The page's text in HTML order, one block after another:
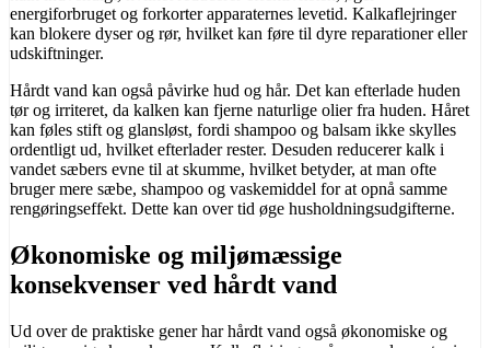
energiforbruget og forkorter apparaternes levetid. Kalkaflejringer
kan blokere dyser og rør, hvilket kan føre til dyre reparationer eller
udskiftninger.
Hårdt vand kan også påvirke hud og hår. Det kan efterlade huden
tør og irriteret, da kalken kan fjerne naturlige olier fra huden. Håret
kan føles stift og glansløst, fordi shampoo og balsam ikke skylles
ordentligt ud, hvilket efterlader rester. Desuden reducerer kalk i
vandet sæbers evne til at skumme, hvilket betyder, at man ofte
bruger mere sæbe, shampoo og vaskemiddel for at opnå samme
rengøringseffekt. Dette kan over tid øge husholdningsudgifterne.
Økonomiske og miljømæssige
konsekvenser ved hårdt vand
Ud over de praktiske gener har hårdt vand også økonomiske og